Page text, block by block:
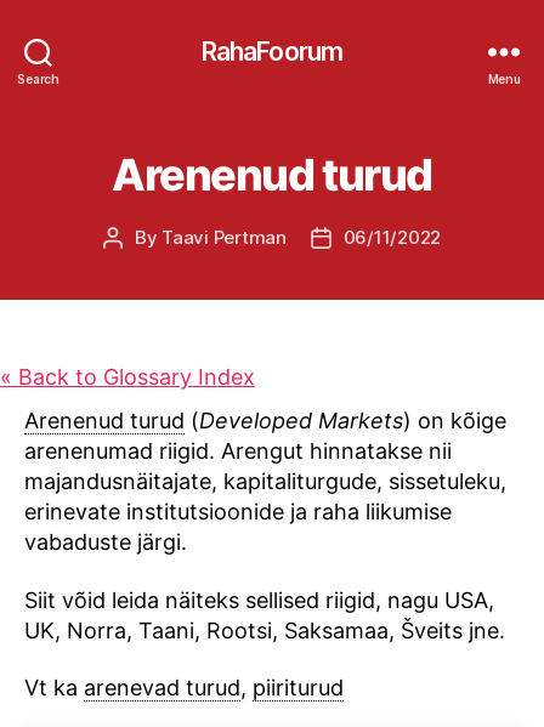
Search
RahaFoorum
Menu
Arenenud turud
Post
By Taavi Pertman
Post06/11/2022
« Back to Glossary Index
Arenenud turud (Developed Markets) on kõige
arenenumad riigid. Arengut hinnatakse nii
majandusnäitajate, kapitaliturgude, sissetuleku,
erinevate institutsioonide ja raha liikumise
vabaduste järgi.
Siit võid leida näiteks sellised riigid, nagu USA,
UK, Norra, Taani, Rootsi, Saksamaa, Šveits jne.
Vt ka arenevad turud, piiriturud